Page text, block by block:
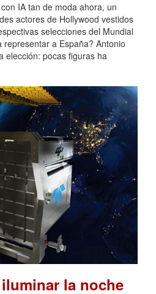
IA tan de moda ahora, un
actores de Hollywood vestidos
selecciones del Mundial
a España? Antonio
elección: pocas figuras ha
la noche